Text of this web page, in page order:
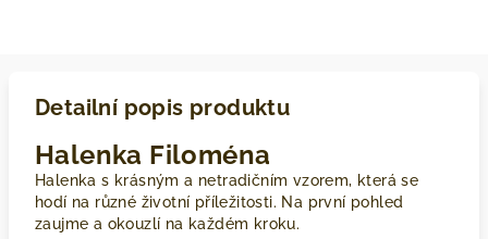
Detailní popis produktu
Halenka Filoména
Halenka s krásným a netradičním vzorem, která se
hodí na různé životní příležitosti. Na první pohled
zaujme a okouzlí na každém kroku.